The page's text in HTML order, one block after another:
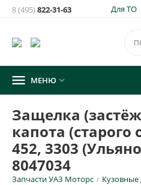
Для ТО
8 (495)822-31-63
 МЕНЮ 
Защелка
капота (старого
452, 3303
8047034
Запчасти УАЗ Моторс / Кузовные